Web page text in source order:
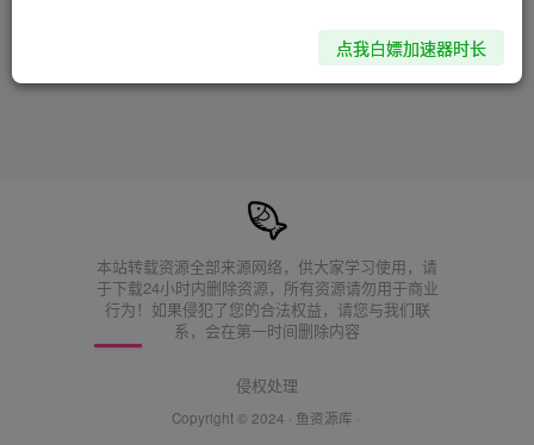
本站转载资源全部来源网络，供大家学习使用，请
于下载24小时内删除资源，所有资源请勿用于商业
行为！如果侵犯了您的合法权益，请您与我们联
系，会在第一时间删除内容
侵权处理
Copyright © 2024 · 鱼资源库 ·
点我白嫖加速器时长